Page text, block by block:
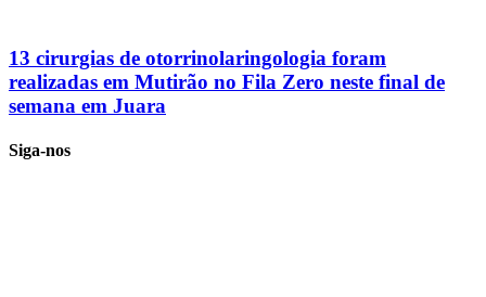
13 cirurgias de otorrinolaringologia foram
realizadas em Mutirão no Fila Zero neste final de
semana em Juara
Siga-nos